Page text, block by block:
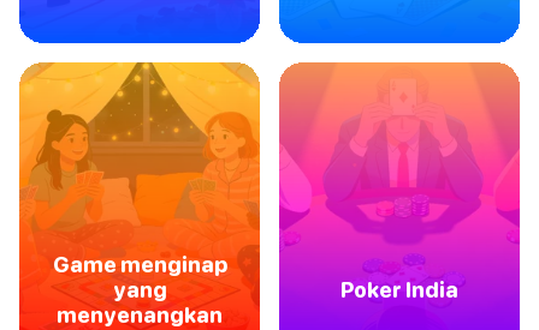
Game menginap
yang
menyenangkan
Poker India